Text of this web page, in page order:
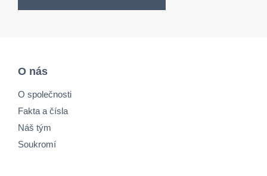
O nás
O společnosti
Fakta a čísla
Náš tým
Soukromí